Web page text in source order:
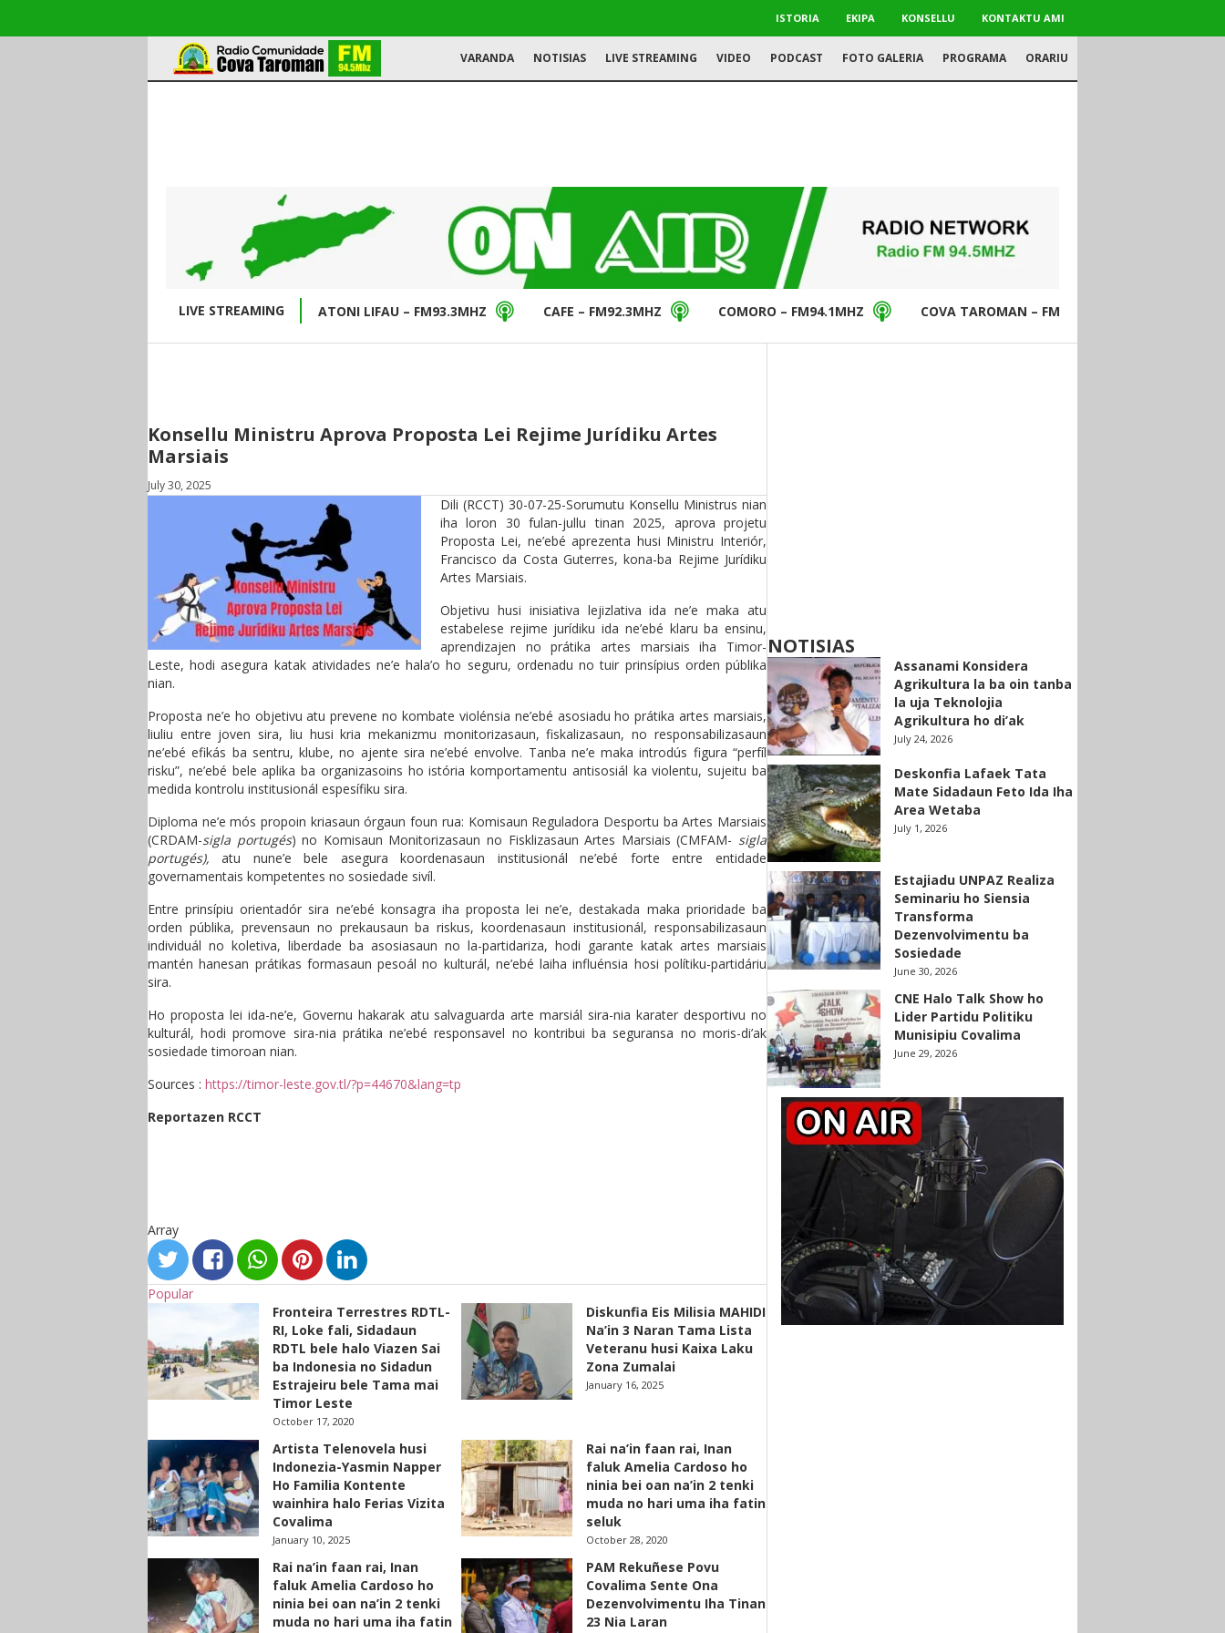
ISTORIA EKIPA KONSELLU KONTAKTU AMI
VARANDA NOTISIAS LIVE STREAMING VIDEO PODCAST FOTO GALERIA PROGRAMA ORARIU
LIVE STREAMING ATONI LIFAU – FM93.3MHZ CAFE – FM92.3MHZ COMORO – FM94.1MHZ COVA TAROMAN – FM94.5MHZ
Konsellu Ministru Aprova Proposta Lei Rejime Jurídiku Artes
Marsiais
July 30, 2025
Dili (RCCT) 30-07-25-Sorumutu Konsellu Ministrus nian
iha loron 30 fulan-jullu tinan 2025, aprova projetu
Proposta Lei, ne’ebé aprezenta husi Ministru Interiór,
Francisco da Costa Guterres, kona-ba Rejime Jurídiku
Artes Marsiais.
Objetivu husi inisiativa lejizlativa ida ne’e maka atu
estabelese rejime jurídiku ida ne’ebé klaru ba ensinu,
aprendizajen no prátika artes marsiais iha Timor-
Leste, hodi asegura katak atividades ne’e hala’o ho seguru, ordenadu no tuir prinsípius orden públika
nian.
Proposta ne’e ho objetivu atu prevene no kombate violénsia ne’ebé asosiadu ho prátika artes marsiais,
liuliu entre joven sira, liu husi kria mekanizmu monitorizasaun, fiskalizasaun, no responsabilizasaun
ne’ebé efikás ba sentru, klube, no ajente sira ne’ebé envolve. Tanba ne’e maka introdús figura “perfíl
risku”, ne’ebé bele aplika ba organizasoins ho istória komportamentu antisosiál ka violentu, sujeitu ba
medida kontrolu institusionál espesífiku sira.
Diploma ne’e mós propoin kriasaun órgaun foun rua: Komisaun Reguladora Desportu ba Artes Marsiais
(CRDAM-sigla portugés) no Komisaun Monitorizasaun no Fisklizasaun Artes Marsiais (CMFAM- sigla
portugés), atu nune’e bele asegura koordenasaun institusionál ne’ebé forte entre entidade
governamentais kompetentes no sosiedade sivíl.
Entre prinsípiu orientadór sira ne’ebé konsagra iha proposta lei ne’e, destakada maka prioridade ba
orden públika, prevensaun no prekausaun ba riskus, koordenasaun institusionál, responsabilizasaun
individuál no koletiva, liberdade ba asosiasaun no la-partidariza, hodi garante katak artes marsiais
mantén hanesan prátikas formasaun pesoál no kulturál, ne’ebé laiha influénsia hosi polítiku-partidáriu
sira.
Ho proposta lei ida-ne’e, Governu hakarak atu salvaguarda arte marsiál sira-nia karater desportivu no
kulturál, hodi promove sira-nia prátika ne’ebé responsavel no kontribui ba seguransa no moris-di’ak
sosiedade timoroan nian.
Sources : https://timor-leste.gov.tl/?p=44670&lang=tp
Reportazen RCCT
Array
Popular
Fronteira Terrestres RDTL-
RI, Loke fali, Sidadaun
RDTL bele halo Viazen Sai
ba Indonesia no Sidadun
Estrajeiru bele Tama mai
Timor Leste
October 17, 2020
Diskunfia Eis Milisia MAHIDI
Na’in 3 Naran Tama Lista
Veteranu husi Kaixa Laku
Zona Zumalai
January 16, 2025
Artista Telenovela husi
Indonezia-Yasmin Napper
Ho Familia Kontente
wainhira halo Ferias Vizita
Covalima
January 10, 2025
Rai na’in faan rai, Inan
faluk Amelia Cardoso ho
ninia bei oan na’in 2 tenki
muda no hari uma iha fatin
seluk
October 28, 2020
Rai na’in faan rai, Inan
faluk Amelia Cardoso ho
ninia bei oan na’in 2 tenki
muda no hari uma iha fatin
PAM Rekuñese Povu
Covalima Sente Ona
Dezenvolvimentu Iha Tinan
23 Nia Laran
NOTISIAS
Assanami Konsidera
Agrikultura la ba oin tanba
la uja Teknolojia
Agrikultura ho di’ak
July 24, 2026
Deskonfia Lafaek Tata
Mate Sidadaun Feto Ida Iha
Area Wetaba
July 1, 2026
Estajiadu UNPAZ Realiza
Seminariu ho Siensia
Transforma
Dezenvolvimentu ba
Sosiedade
June 30, 2026
CNE Halo Talk Show ho
Lider Partidu Politiku
Munisipiu Covalima
June 29, 2026